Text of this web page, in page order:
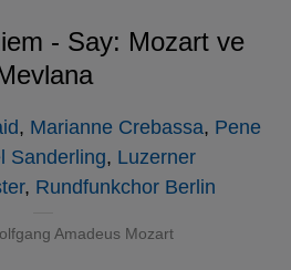
- Say: Mozart ve
, Marianne Crebassa, Pene
Sanderling, Luzerner
, Rundfunkchor Berlin
Amadeus Mozart